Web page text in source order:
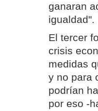
ganaran
igualdad".
El tercer
crisis
medidas
y no para
podrían
por eso -